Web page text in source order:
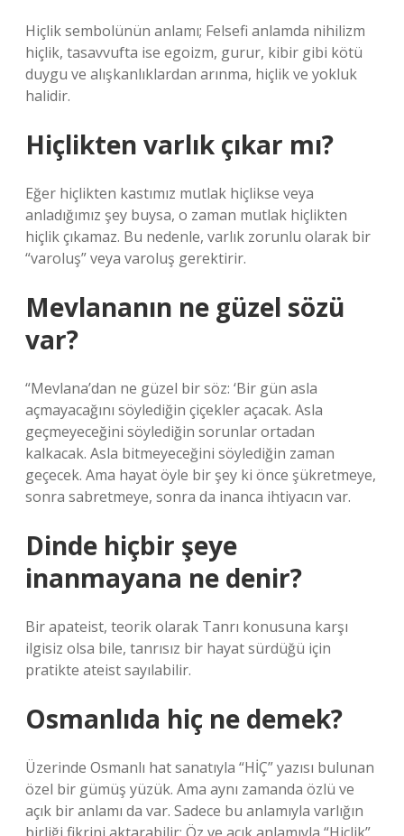
Hiçlik sembolünün anlamı; Felsefi anlamda nihilizm
hiçlik, tasavvufta ise egoizm, gurur, kibir gibi kötü
duygu ve alışkanlıklardan arınma, hiçlik ve yokluk
halidir.
Hiçlikten varlık çıkar mı?
Eğer hiçlikten kastımız mutlak hiçlikse veya
anladığımız şey buysa, o zaman mutlak hiçlikten
hiçlik çıkamaz. Bu nedenle, varlık zorunlu olarak bir
“varoluş” veya varoluş gerektirir.
Mevlananın ne güzel sözü
var?
“Mevlana’dan ne güzel bir söz: ‘Bir gün asla
açmayacağını söylediğin çiçekler açacak. Asla
geçmeyeceğini söylediğin sorunlar ortadan
kalkacak. Asla bitmeyeceğini söylediğin zaman
geçecek. Ama hayat öyle bir şey ki önce şükretmeye,
sonra sabretmeye, sonra da inanca ihtiyacın var.
Dinde hiçbir şeye
inanmayana ne denir?
Bir apateist, teorik olarak Tanrı konusuna karşı
ilgisiz olsa bile, tanrısız bir hayat sürdüğü için
pratikte ateist sayılabilir.
Osmanlıda hiç ne demek?
Üzerinde Osmanlı hat sanatıyla “HİÇ” yazısı bulunan
özel bir gümüş yüzük. Ama aynı zamanda özlü ve
açık bir anlamı da var. Sadece bu anlamıyla varlığın